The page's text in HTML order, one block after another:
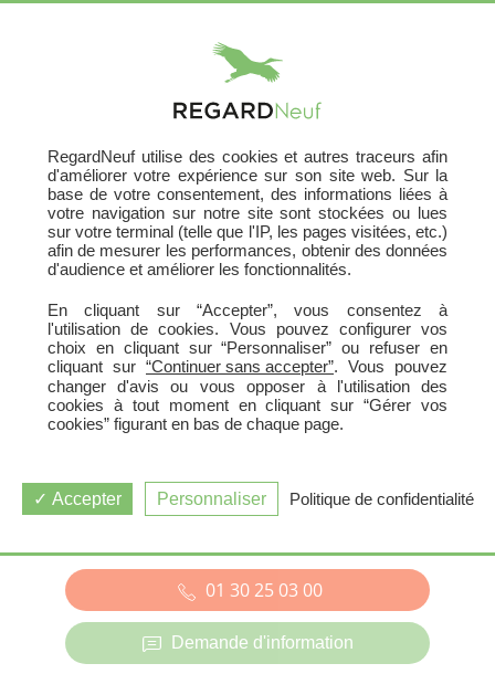
LES JARDINS ALBERT 1ER
BEZONS (95)
01 30 25 03 00
Demande d'information
RegardNeuf utilise des cookies et autres traceurs afin
d'améliorer votre expérience sur son site web. Sur la
base de votre consentement, des informations liées à
votre navigation sur notre site sont stockées ou lues
sur votre terminal (telle que l'IP, les pages visitées, etc.)
afin de mesurer les performances, obtenir des données
d'audience et améliorer les fonctionnalités.
En cliquant sur “Accepter”, vous consentez à
l'utilisation de cookies. Vous pouvez configurer vos
choix en cliquant sur “Personnaliser” ou refuser en
cliquant sur “Continuer sans accepter”. Vous pouvez
changer d'avis ou vous opposer à l'utilisation des
cookies à tout moment en cliquant sur “Gérer vos
cookies” figurant en bas de chaque page.
Accepter Personnaliser Politique de confidentialité